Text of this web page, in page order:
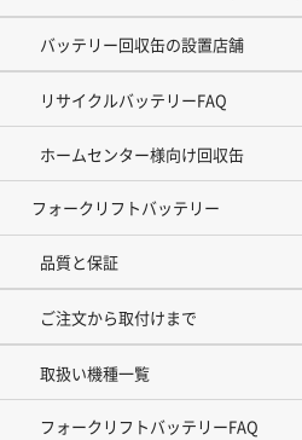
バッテリー回収缶の設置店舗
リサイクルバッテリーFAQ
ホームセンター様向け回収缶
フォークリフトバッテリー
品質と保証
ご注文から取付けまで
取扱い機種一覧
フォークリフトバッテリーFAQ